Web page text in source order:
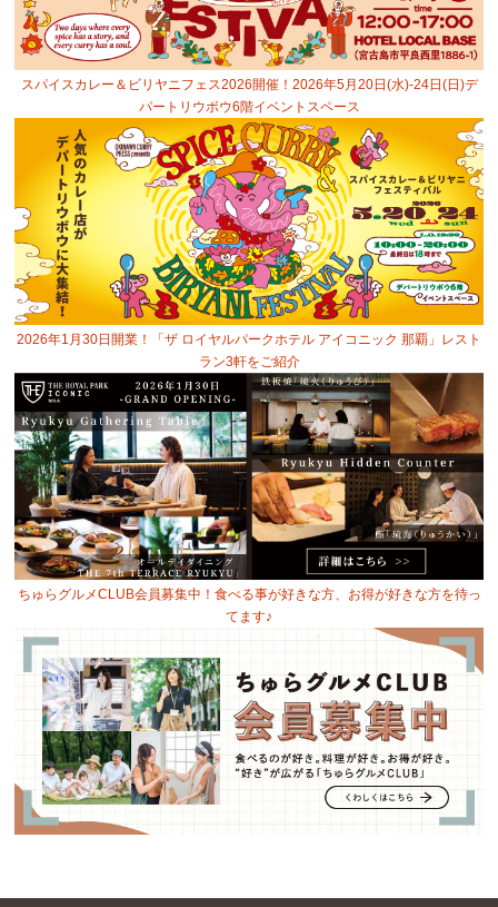
スパイスカレー＆ビリヤニフェス2026開催！2026年5月20日(水)-24日(日)デ
パートリウボウ6階イベントスペース
2026年1月30日開業！「ザ ロイヤルパークホテル アイコニック 那覇」レスト
ラン3軒をご紹介
ちゅらグルメCLUB会員募集中！食べる事が好きな方、お得が好きな方を待っ
てます♪